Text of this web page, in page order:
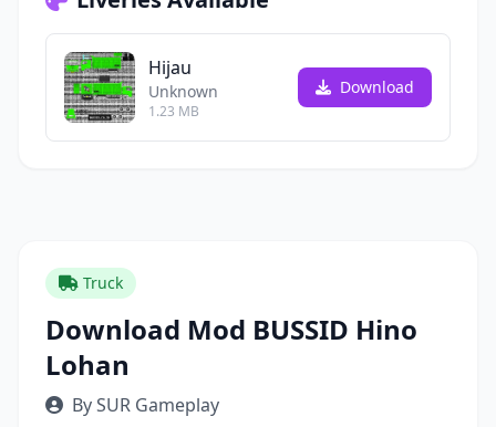
Hijau
Unknown
1.23 MB
Download
Truck
Download Mod BUSSID Hino
Lohan
By SUR Gameplay